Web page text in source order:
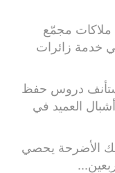
ملاكات مجمّع
خدمة زائرات
دروس حفظ
العميد في
الأضرحة يحصي